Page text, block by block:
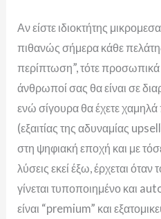
Αν είστε ιδιοκτήτης
πιθανώς σήμερα κάθε
περίπτωση”, τότε προσωπικά
άνθρωποί σας θα είναι σε
ενώ σίγουρα θα έχετε
(εξαιτίας της αδυναμίας
στη ψηφιακή εποχή και με
λύσεις εκεί έξω, έρχεται
γίνεται τυποποιημένο και
είναι “premium” και